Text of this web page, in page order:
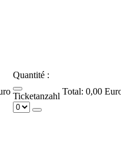
Quantité :
Ticketanzahl 0,00